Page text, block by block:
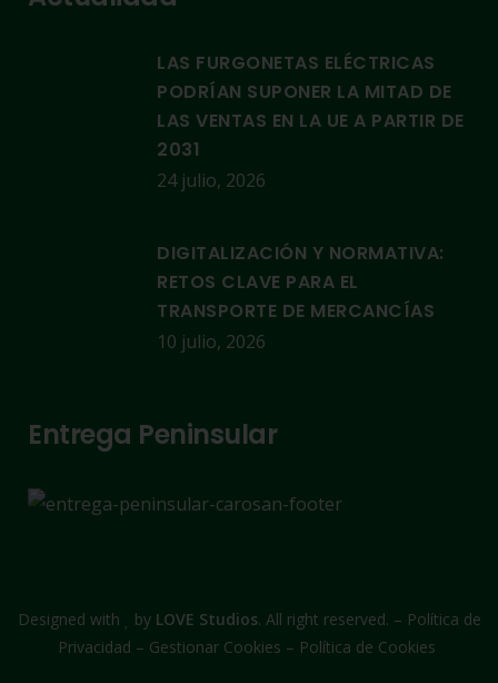
LAS FURGONETAS ELÉCTRICAS
PODRÍAN SUPONER LA MITAD DE
LAS VENTAS EN LA UE A PARTIR DE
2031
24 julio, 2026
DIGITALIZACIÓN Y NORMATIVA:
RETOS CLAVE PARA EL
TRANSPORTE DE MERCANCÍAS
10 julio, 2026
Entrega Peninsular
Designed with by LOVE Studios. All right reserved. – Política de
Privacidad – Gestionar Cookies – Política de Cookies